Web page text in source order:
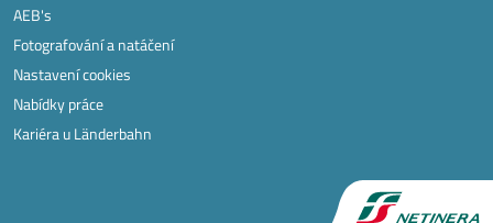
AEB's
Fotografování a natáčení
Nastavení cookies
Nabídky práce
Kariéra u Länderbahn